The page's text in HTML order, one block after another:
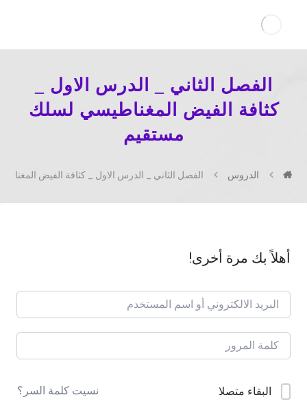
الفصل الثاني _ الدرس الاول _
كثافة الفيض المغناطيسي لسلك
مستقيم
الدروس الفصل الثاني _ الدرس الاول _ كثافة الفيض
أهلاً بك مرة أخرى!
البقاء متصلا نسيت كلمة السر؟